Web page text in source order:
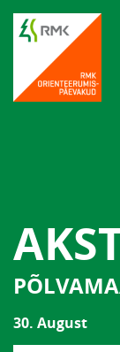
30. August